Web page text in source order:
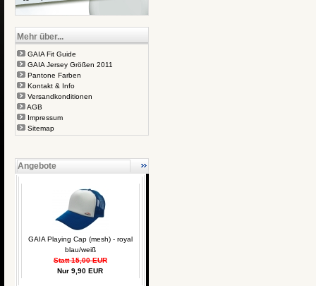
Mehr über...
GAIA Fit Guide
GAIA Jersey Größen 2011
Pantone Farben
Kontakt & Info
Versandkonditionen
AGB
Impressum
Sitemap
Angebote
GAIA Playing Cap (mesh) - royal
blau/weiß
Statt 15,00 EUR
Nur 9,90 EUR